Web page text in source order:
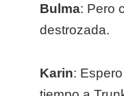
Bulma: Pero
destrozada.
Karin: